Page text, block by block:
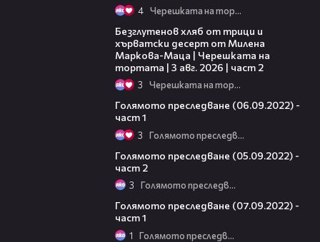
4 Черешката на тортата
Безглутенов хляб от трици и
хърватски десерт от Милена
Маркова-Маца | Черешката на
тортата | 3 авг. 2026 | част 2
3 Черешката на тортата
Голямото преследване (06.09.2022) -
част 1
3 Голямото преследване
Голямото преследване (05.09.2022) -
част 2
3 Голямото преследване
Голямото преследване (07.09.2022) -
част 1
1 Голямото преследване